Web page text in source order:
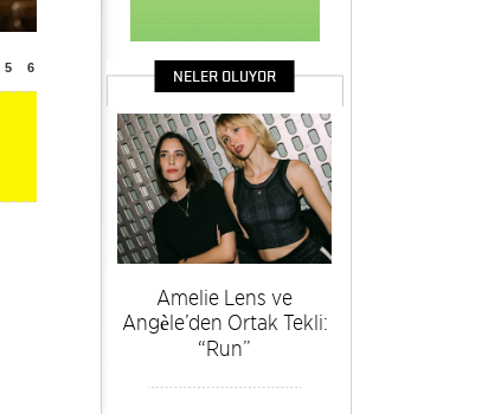
5 6 NELER OLUYOR
Amelie Lens ve
Angèle’den Ortak Tekli:
“Run”